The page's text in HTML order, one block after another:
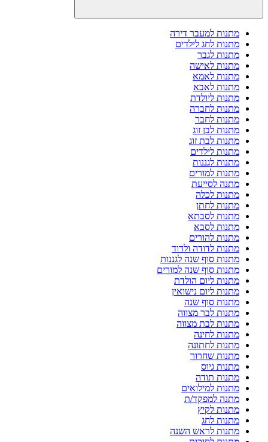
מתנות למעבר דירה
מתנות לחג לילדים
מתנות לגבר
מתנות לאישה
מתנות לאמא
מתנות לאבא
מתנות ליולדת
מתנות לחברה
מתנות לחבר
מתנות לבן זוג
מתנות לבת זוג
מתנות לילדים
מתנות לגננות
מתנות למורים
מתנה לסייעת
מתנות לכלה
מתנות לחתן
מתנות לסבתא
מתנות לסבא
מתנות להורים
מתנות לדודה ולדוד
מתנות סוף שנה לגננות
מתנות סוף שנה למורים
מתנות ליום הולדת
מתנות ליום נישואין
מתנות סוף שנה
מתנות לבר מצווה
מתנות לבת מצווה
מתנות לחינה
מתנות לחתונה
מתנות שחרור
מתנות גיוס
מתנות תודה
מתנות למילואים
מתנה למפקד/ת
מתנות לקיץ
מתנות לחג
מתנות לראש השנה